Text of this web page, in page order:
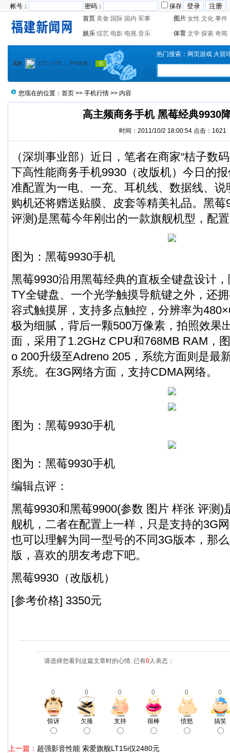
帐号： 密码：
保存
首页 美食 国际 国内 军事 图片 女性 文化 事件
娱乐 综艺 电影 电视 音乐 体育 文学 探索 奇闻
热门搜索： 网页游戏 火箭
您现在的位置： 首页 >> 手机行情 >> 内容
高主频商务手机 黑莓经典9930
时间：2011/10/2 18:00:54 点击：1621
（深圳事业部）近日，笔者在商家“桔子数
下高性能商务手机9930（改版机）今日的
准配置为一电、一充、耳机线、数据线、
购机还将赠送贴膜、皮套等精美礼品。黑
评测)是黑莓今年刚出的一款旗舰机型，配
图为：黑莓9930手机
黑莓9930沿用黑莓经典的直板全键盘设计
TY全键盘、一个光学触摸导航键之外，还
容式触摸屏，支持多点触控，分辨率为
极为细腻，背后一颗500万像素，拍照效果
面，采用了1.2GHz CPU和768MB RAM，
o 200升级至Adreno 205，系统方面则是最
系统。在3G网络方面，支持CDMA网络。
图为：黑莓9930手机
图为：黑莓9930手机
编辑点评：
黑莓9930和黑莓9900(参数 图片 样张 评测)
舰机，二者在配置上一样，只是支持的3G
也可以理解为同一型号的不同3G版本，那
版，喜欢的朋友考虑下吧。
黑莓9930（改版机）
[参考价格] 3350元
请选择您看到这篇文章时的心情: 已有0人表态：
0 0 0 0 0 0
惊讶 欠揍 支持 很棒 愤怒 搞笑
上一篇： 超强影音性能 索爱旗舰LT15i仅2480元